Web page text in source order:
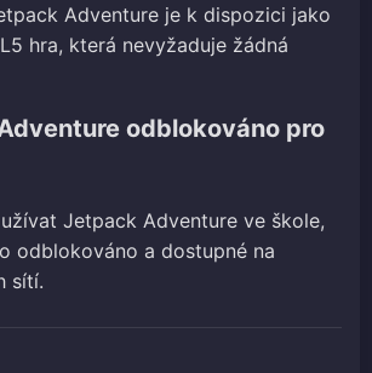
Adventure je k dispozici jako
hra, která nevyžaduje žádná
odblokováno pro
Jetpack Adventure ve škole,
odblokováno a dostupné na
sítí.